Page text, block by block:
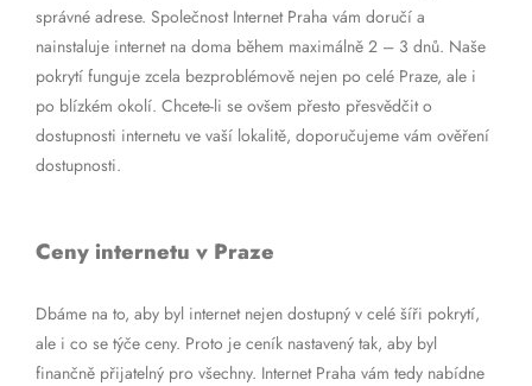
správné adrese. Společnost Internet Praha vám doručí a
nainstaluje internet na doma během maximálně 2 – 3 dnů. Naše
pokrytí funguje zcela bezproblémově nejen po celé Praze, ale i
po blízkém okolí. Chcete-li se ovšem přesto přesvědčit o
dostupnosti internetu ve vaší lokalitě, doporučujeme vám ověření
dostupnosti.
Ceny internetu v Praze
Dbáme na to, aby byl internet nejen dostupný v celé šíři pokrytí,
ale i co se týče ceny. Proto je ceník nastavený tak, aby byl
finančně přijatelný pro všechny. Internet Praha vám tedy nabídne